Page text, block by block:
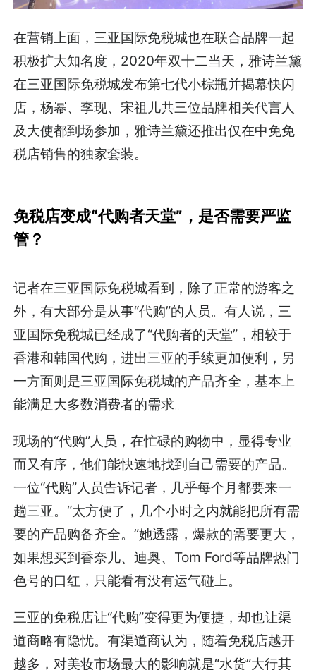
在营销上面，三亚国际免税城也在联合品牌一起
积极扩大知名度，2020年双十二当天，雅诗兰黛
在三亚国际免税城发布第七代小棕瓶并揭幕快闪
店，杨幂、李现、宋祖儿共三位品牌相关代言人
及大使都到场参加，雅诗兰黛还推出仅在中免免
税店销售的独家套装。
免税店变成“代购者天堂”， 是否需要严监
管？
记者在三亚国际免税城看到，除了正常的游客之
外，有大部分是从事“代购”的人员。有人说，三
亚国际免税城已经成了“代购者的天堂”，相较于
香港和韩国代购，进出三亚的手续更加便利，另
一方面则是三亚国际免税城的产品齐全，基本上
能满足大多数消费者的需求。
现场的“代购”人员，在忙碌的购物中，显得专业
而又有序，他们能快速地找到自己需要的产品。
一位“代购”人员告诉记者，几乎每个月都要来一
趟三亚。“太方便了，几个小时之内就能把所有需
要的产品购备齐全。”她透露，爆款的需要更大，
如果想买到香奈儿、迪奥、Tom Ford等品牌热门
色号的口红，只能看有没有运气碰上。
三亚的免税店让“代购”变得更为便捷，却也让渠
道商略有隐忧。有渠道商认为，随着免税店越开
越多，对美妆市场最大的影响就是“水货”大行其